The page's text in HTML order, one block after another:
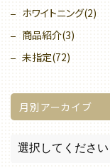
ホワイトニング(2)
商品紹介(3)
未指定(72)
月別アーカイブ